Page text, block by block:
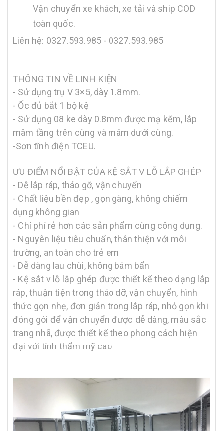
Vận chuyển xe khách, xe tải và ship COD
toàn quốc.
Liên hệ: 0327.593.985 - 0327.593.985
THÔNG TIN VỀ LINH KIỆN
- Sử dụng trụ V 3×5, dày 1.8mm.
- Ốc đủ bắt 1 bộ kệ
- Sử dụng 08 ke dày 0.8mm được mạ kẽm, lắp
mâm tầng trên cùng và mâm dưới cùng.
-Sơn tĩnh điện TCEU.
ƯU ĐIỂM NỔI BẬT CỦA KỆ SẮT V LỖ LẮP GHÉP
- Dễ lắp ráp, tháo gỡ, vận chuyển
- Chất liệu bền đẹp , gọn gàng, không chiếm
dụng không gian
- Chí phí rẻ hơn các sản phẩm cùng công dụng.
- Nguyên liệu tiêu chuẩn, thân thiện với môi
trường, an toàn cho trẻ em
- Dễ dàng lau chùi, không bám bẩn
- Kệ sắt v lỗ lắp ghép được thiết kế theo dạng lắp
ráp, thuận tiện trong tháo dỡ, vận chuyển, hình
thức gọn nhẹ, đơn giản trong lắp ráp, nhỏ gọn khi
đóng gói để vận chuyển được dễ dàng, màu sắc
trang nhã, được thiết kế theo phong cách hiện
đại với tính thẩm mỹ cao